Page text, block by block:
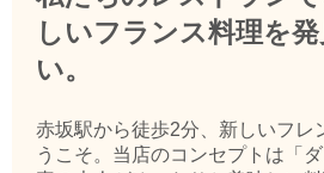
しいフランス料理を
い。
赤坂駅から徒歩2分、新しいフレ
うこそ。当店のコンセプトは「